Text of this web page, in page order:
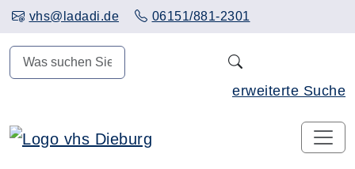
vhs@ladadi.de 06151/881-2301
erweiterte Suche
Hauptinhalt anspringen